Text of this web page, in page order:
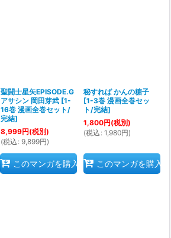
聖闘士星矢EPISODE.G
アサシン 岡田芽武 [1-
16巻 漫画全巻セット/
完結]
8,999円(税別)
(税込 : 9,899円)
このマンガを購入
秘すれば かんの糖子
[1-3巻 漫画全巻セッ
ト/完結]
1,800円(税別)
(税込 : 1,980円)
このマンガを購入